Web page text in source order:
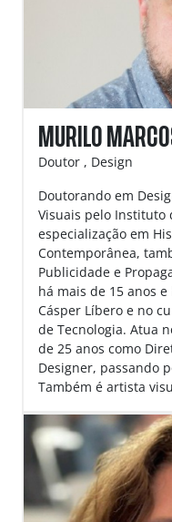
MURILO
Doutor , Design
Doutorando em
Visuais pelo Instituto
especialização em
Contemporânea,
Publicidade e
há mais de 15 anos
Cásper Líbero e no
de Tecnologia. Atua
de 25 anos como
Designer, passando
Também é artista